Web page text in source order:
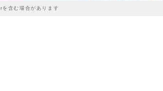
を含む場合があります